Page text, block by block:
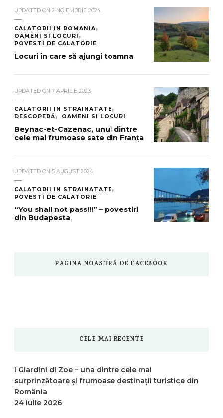
UPDATED ON 2 NOIEMBRIE 2024
CALATORII IN ROMANIA
OAMENI SI LOCURI
POVESTI DE CALATORIE
Locuri în care să ajungi toamna
UPDATED ON 7 APRILIE 2023
CALATORII IN STRAINATATE
DESCOPERĂ
OAMENI SI LOCURI
Beynac-et-Cazenac, unul dintre
cele mai frumoase sate din Franța
UPDATED ON 5 AUGUST 2024
CALATORII IN STRAINATATE
POVESTI DE CALATORIE
“You shall not pass!!!” – povestiri
din Budapesta
PAGINA NOASTRĂ DE FACEBOOK
CELE MAI RECENTE
I Giardini di Zoe – una dintre cele mai
surprinzătoare și frumoase destinații turistice din
România
24 iulie 2026